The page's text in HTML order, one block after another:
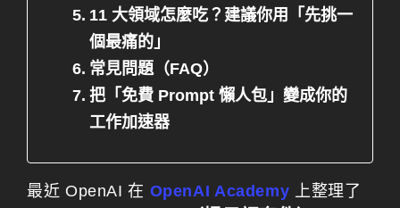
11 大領域怎麼吃？建議你用「先挑一
個最痛的」
常見問題（FAQ）
把「免費 Prompt 懶人包」變成你的
工作加速器
最近 OpenAI 在 OpenAI Academy 上整理了